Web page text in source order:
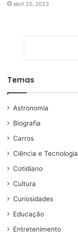
abril 20, 2023
Temas
Astronomia
Biografia
Carros
Ciência e Tecnologia
Cotidiano
Cultura
Curiosidades
Educação
Entretenimento